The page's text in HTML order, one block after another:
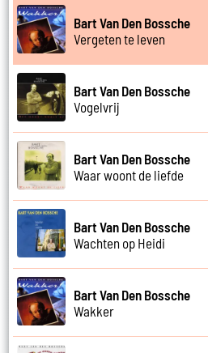
Bart Van Den Bossche
Vergeten te leven
Bart Van Den Bossche
Vogelvrij
Bart Van Den Bossche
Waar woont de liefde
Bart Van Den Bossche
Wachten op Heidi
Bart Van Den Bossche
Wakker